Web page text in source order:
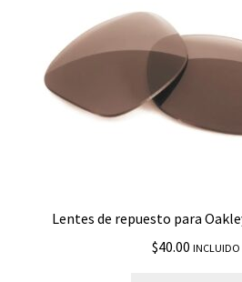
Lentes de repuesto para
$40.00 INCLUIDO